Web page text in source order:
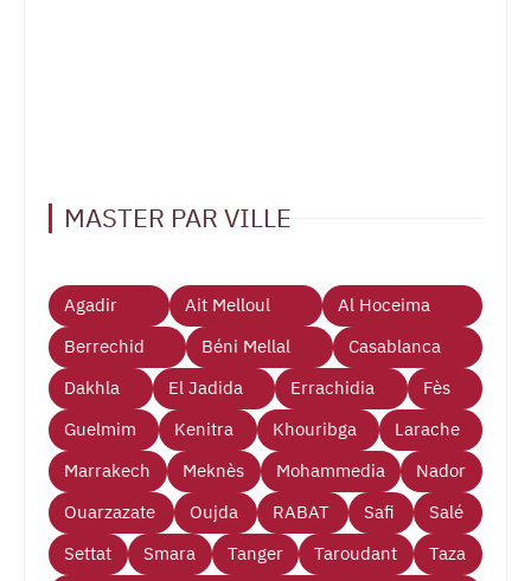
MASTER PAR VILLE
Agadir Ait Melloul
Al Hoceima
Berrechid
Béni Mellal
Casablanca
Dakhla
El Jadida Errachidia
Fès
Guelmim
Kenitra Khouribga
Larache
Marrakech
Meknès Mohammedia
Nador
Ouarzazate
Oujda RABAT Safi
Salé
Settat
Smara Tanger Taroudant
Taza